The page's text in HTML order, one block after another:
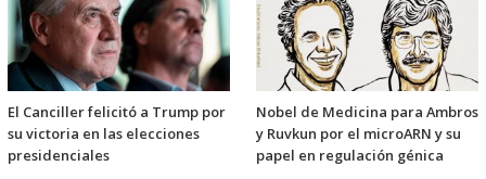
El Canciller felicitó a Trump por
su victoria en las elecciones
presidenciales
Nobel de Medicina para Ambros
y Ruvkun por el microARN y su
papel en regulación génica